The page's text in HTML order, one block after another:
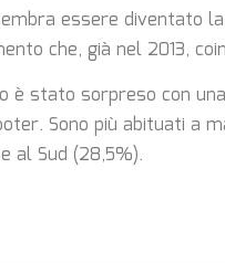
essere diventato
che, già nel 2013,
è stato sorpreso con
Sono più abituati a
al Sud (28,5%).